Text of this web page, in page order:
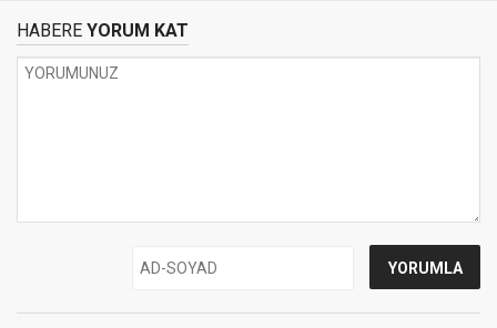
HABERE YORUM KAT